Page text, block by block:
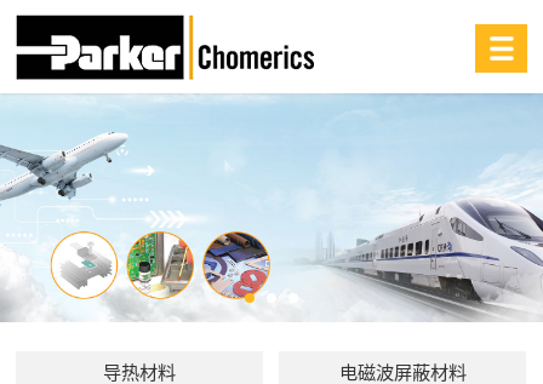
导热材料 电磁波屏蔽材料